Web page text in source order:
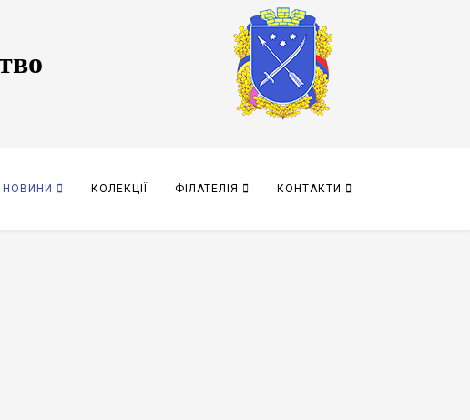
НОВИНИ КОЛЕКЦІЇ ФІЛАТЕЛІЯ КОНТАКТИ